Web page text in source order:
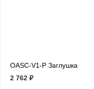
OASC-V1-P Заглушка
2 762 ₽